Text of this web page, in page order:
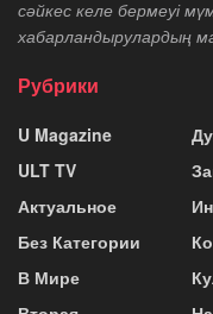
сәйкес келе бермеуі
хабарландырулардың
Рубрики
U Magazine
ULT TV
Актуальное
Без Категории
В Мире